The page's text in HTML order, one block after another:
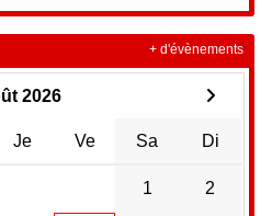
2026
Je Ve Sa Di
1 2
+ d'évènements